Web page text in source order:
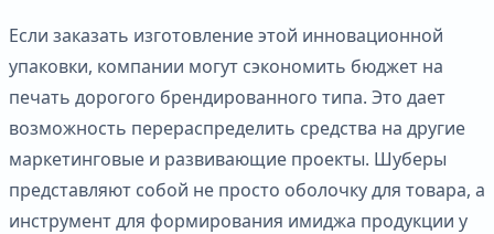
Если заказать изготовление этой инновационной
упаковки, компании могут сэкономить бюджет на
печать дорогого брендированного типа. Это дает
возможность перераспределить средства на другие
маркетинговые и развивающие проекты. Шуберы
представляют собой не просто оболочку для товара, а
инструмент для формирования имиджа продукции у